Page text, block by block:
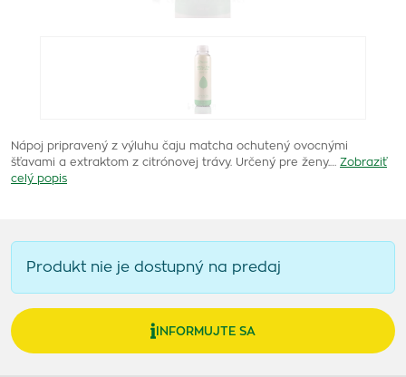
Nápoj pripravený z výluhu čaju matcha ochutený ovocnými
šťavami a extraktom z citrónovej trávy. Určený pre ženy.…
Zobraziť
celý popis
Produkt nie je dostupný na predaj
INFORMUJTE SA